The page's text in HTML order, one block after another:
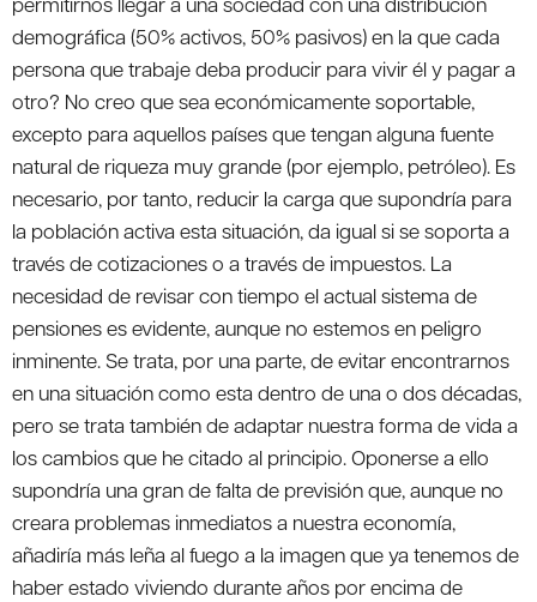
demográfica (50% activos, 50% pasivos) en la que cada
persona que trabaje deba producir para vivir él y pagar a
otro? No creo que sea económicamente soportable,
excepto para aquellos países que tengan alguna fuente
natural de riqueza muy grande (por ejemplo, petróleo). Es
necesario, por tanto, reducir la carga que supondría para
la población activa esta situación, da igual si se soporta a
través de cotizaciones o a través de impuestos. La
necesidad de revisar con tiempo el actual sistema de
pensiones es evidente, aunque no estemos en peligro
inminente. Se trata, por una parte, de evitar encontrarnos
en una situación como esta dentro de una o dos décadas,
pero se trata también de adaptar nuestra forma de vida a
los cambios que he citado al principio. Oponerse a ello
supondría una gran de falta de previsión que, aunque no
creara problemas inmediatos a nuestra economía,
añadiría más leña al fuego a la imagen que ya tenemos de
haber estado viviendo durante años por encima de